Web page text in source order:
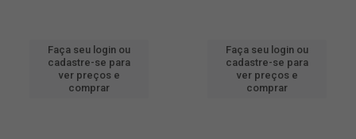
Faça seu login ou
cadastre-se para
ver preços e
comprar
Faça seu login ou
cadastre-se para
ver preços e
comprar